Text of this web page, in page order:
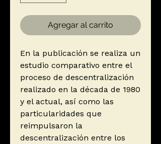
Agregar al carrito
En la publicación se realiza un
estudio comparativo entre el
proceso de descentralización
realizado en la década de 1980
y el actual, así como las
particularidades que
reimpulsaron la
descentralización entre los